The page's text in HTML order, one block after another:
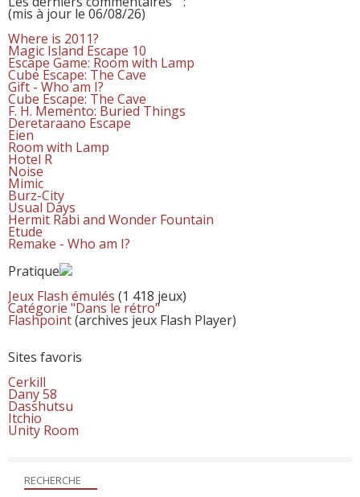
RECHERCHE
(mis à jour le 06/08/26)
Where is 2011?
Magic Island Escape 10
Escape Game: Room with Lamp
Cube Escape: The Cave
Gift - Who am I?
Cube Escape: The Cave
F. H. Memento: Buried Things
Deretaraano Escape
Eien
Room with Lamp
Hotel R
Noise
Mimic
Burz-City
Usual Days
Hermit Rabi and Wonder Fountain
Etude
Remake - Who am I?
Pratique
Jeux Flash émulés (1 418 jeux)
Catégorie "Dans le rétro"
Flashpoint(archives jeux Flash Player)
Sites favoris
Cerkill
Dany 58
Dasshutsu
Itchio
Unity Room